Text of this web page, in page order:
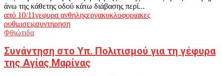
άνω της κάθετης οδού κάτω διάβασης περί...
από 10/11γεφυρα ανθηληςεργακυκλοφοριακες
ρυθμισειςσυντηρηση
Φθιώτιδα
Συνάντηση στο Υπ. Πολιτισμού για τη γέφυρα
της Αγίας Μαρίνας